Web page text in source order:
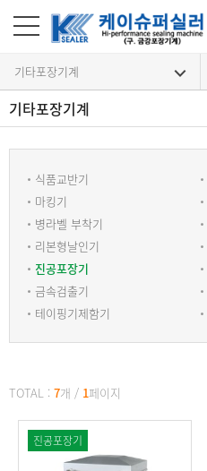
기타포장기계
기타포장기계
기타포장기계
식품교반기
마킹기
병라벨 부착기
리본형날인기
진공포장기
금속검출기
테이핑기제함기
TOTAL : 7개 / 1페이지
진공포장기